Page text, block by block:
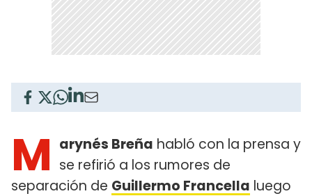
M arynés Breña habló con la prensa y
se refirió a los rumores de
separación de Guillermo Francella luego